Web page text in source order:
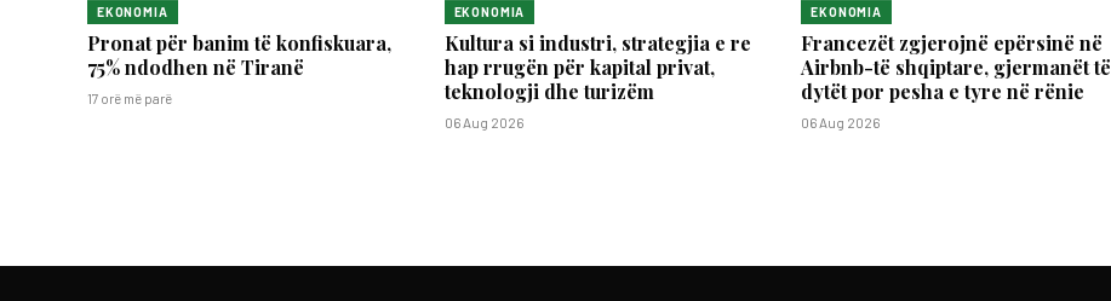
EKONOMIA
Pronat për banim të konfiskuara,
75% ndodhen në Tiranë
17 orë më parë
EKONOMIA
Kultura si industri, strategjia e re
hap rrugën për kapital privat,
teknologji dhe turizëm
06 Aug 2026
EKONOMIA
Francezët zgjerojnë epërsinë në
Airbnb-të shqiptare, gjermanët të
dytët por pesha e tyre në rënie
06 Aug 2026